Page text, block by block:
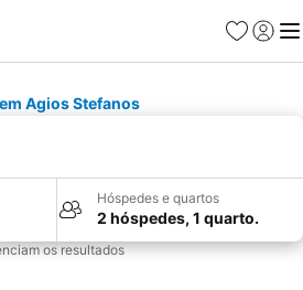
Favoritos
Iniciar
Agios Stefanos
Hóspedes e quartos
2 hóspedes, 1 quarto.
os resultados